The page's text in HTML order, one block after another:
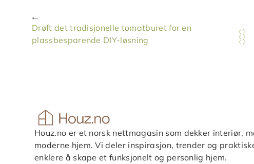
Drøft det tradisjonelle tomatburet for en
plassbesparende DIY-løsning
Houz.no er et norsk nettmagasin som dekker interiør,
moderne hjem. Vi deler inspirasjon, trender og
enklere å skape et funksjonelt og personlig hjem.